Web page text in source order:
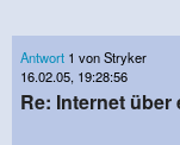
Antwort 1 von Stryker
16.02.05, 19:28:56
Re: Internet über